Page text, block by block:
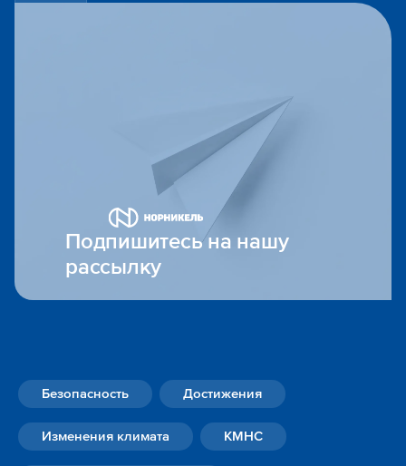
Подпишитесь на нашу
рассылку
Безопасность Достижения
Изменения климата КМНС